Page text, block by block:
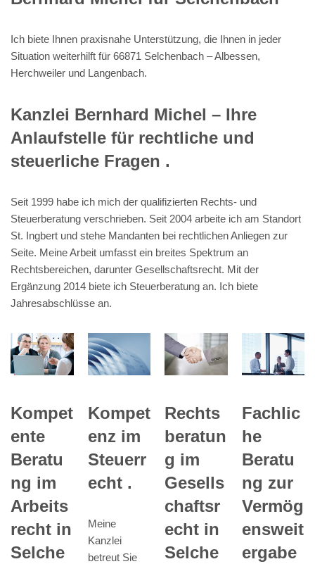
Ich biete Ihnen praxisnahe Unterstützung, die Ihnen in jeder
Situation weiterhilft für 66871 Selchenbach – Albessen,
Herchweiler und Langenbach.
Kanzlei Bernhard Michel – Ihre
Anlaufstelle für rechtliche und
steuerliche Fragen .
Seit 1999 habe ich mich der qualifizierten Rechts- und
Steuerberatung verschrieben. Seit 2004 arbeite ich am Standort
St. Ingbert und stehe Mandanten bei rechtlichen Anliegen zur
Seite. Meine Arbeit umfasst ein breites Spektrum an
Rechtsbereichen, darunter Gesellschaftsrecht. Mit der
Ergänzung 2014 biete ich Steuerberatung an. Ich biete
Jahresabschlüsse an.
Kompet
ente
Beratu
ng im
Arbeits
recht in
Selche
Kompet
enz im
Steuerr
echt .
Meine
Kanzlei
betreut Sie
Rechts
beratun
g im
Gesells
chaftsr
echt in
Selche
Fachlic
he
Beratu
ng zur
Vermög
ensweit
ergabe